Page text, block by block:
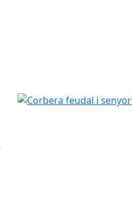
Corbera feudal i senyorial